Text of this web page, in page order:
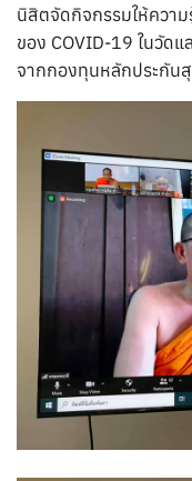
นิสิตจัดกิจกรรมให้ความ
ของ COVID-19 ในวัด
จากกองทุนหลักประกัน